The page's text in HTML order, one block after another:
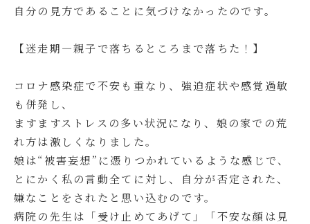
自分の見方であることに気づけなかったのです。
【迷走期―親子で落ちるところまで落ちた！】
コロナ感染症で不安も重なり、強迫症状や感覚過敏
も併発し、
ますますストレスの多い状況になり、娘の家での荒
れ方は激しくなりました。
娘は“被害妄想”に憑りつかれているような感じで、
とにかく私の言動全てに対し、自分が否定された、
嫌なことをされたと思い込むのです。
病院の先生は「受け止めてあげて」「不安な顔は見